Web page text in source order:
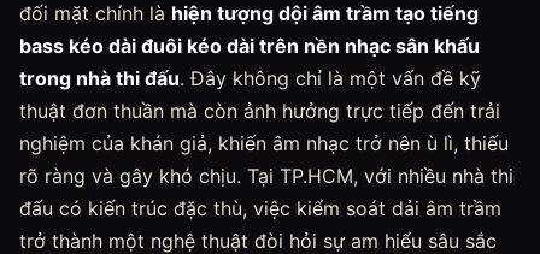
đối mặt chính là hiện tượng dội âm trầm tạo tiếng
bass kéo dài đuôi kéo dài trên nền nhạc sân khấu
trong nhà thi đấu. Đây không chỉ là một vấn đề kỹ
thuật đơn thuần mà còn ảnh hưởng trực tiếp đến trải
nghiệm của khán giả, khiến âm nhạc trở nên ù lì, thiếu
rõ ràng và gây khó chịu. Tại TP.HCM, với nhiều nhà thi
đấu có kiến trúc đặc thù, việc kiểm soát dải âm trầm
trở thành một nghệ thuật đòi hỏi sự am hiểu sâu sắc